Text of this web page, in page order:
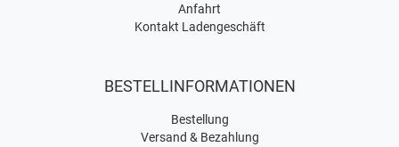
Anfahrt
Kontakt Ladengeschäft
BESTELLINFORMATIONEN
Bestellung
Versand & Bezahlung